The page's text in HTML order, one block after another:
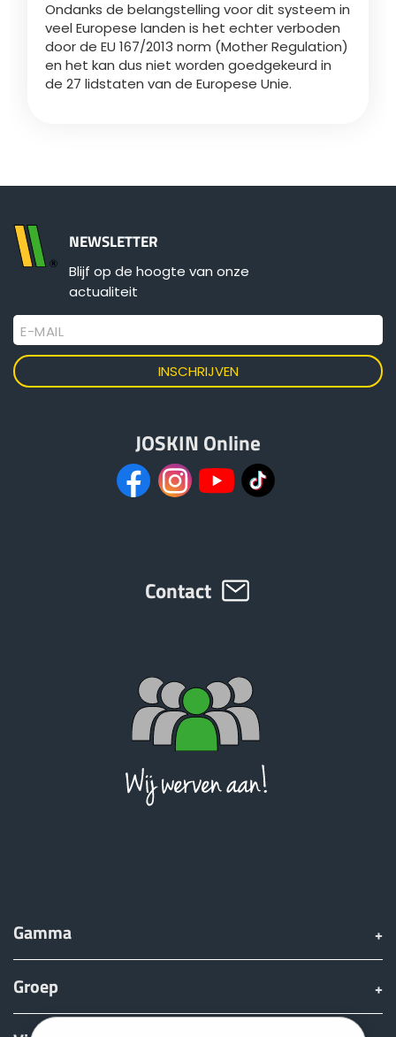
Ondanks de belangstelling voor dit systeem in
veel Europese landen is het echter verboden
door de EU 167/2013 norm (Mother Regulation)
en het kan dus niet worden goedgekeurd in
de 27 lidstaten van de Europese Unie.
NEWSLETTER
Blijf op de hoogte van onze
actualiteit
E-MAIL
JOSKIN Online
Contact
Gamma
Groep